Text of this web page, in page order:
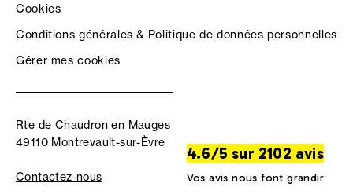
Cookies
Conditions générales & Politique de données personnelles
Gérer mes cookies
Rte de Chaudron en Mauges
49110 Montrevault-sur-Èvre
Contactez-nous
4.6/5 sur 2102 avis
Vos avis nous font grandir